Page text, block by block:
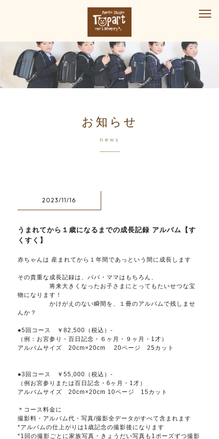
お知らせ
news
2023/11/16
うまれてから１歳になるまでの成長記録 アルバム【す
くすく】
赤ちゃんは 産まれてから１年間であっという間に成長します
その貴重な成長記録は、パパ・ママはもちろん、
将来大きくなったお子さまにとってもたいせつな宝
物になります！
かけがえのない瞬間を、１冊のアルバムで残しませ
んか？
●5回コース ￥82,500（税込）-
（例：お宮参り・百日記念・６ヶ月・９ヶ月・1才）
アルバムサイズ 20cm×20cm 20ページ 25カット
●3回コース ￥55,000（税込）-
（例お宮参りまたは百日記念・6ヶ月・1才）
アルバムサイズ 20cm×20cm 10ページ 15カット
＊コース料金に
撮影料・アルバム代・写真/撮影全データがすべて含まれます
*アルバムの仕上がりは1歳記念の撮影後になります
*1回の撮影ごとに家族写真・きょうだい写真も1ポーズずつ撮影